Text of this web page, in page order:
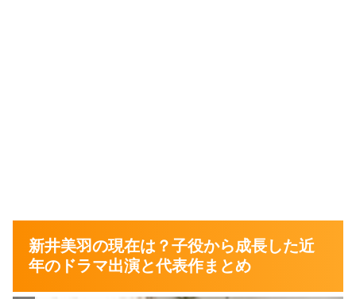
新井美羽の現在は？子役から成長した近
年のドラマ出演と代表作まとめ